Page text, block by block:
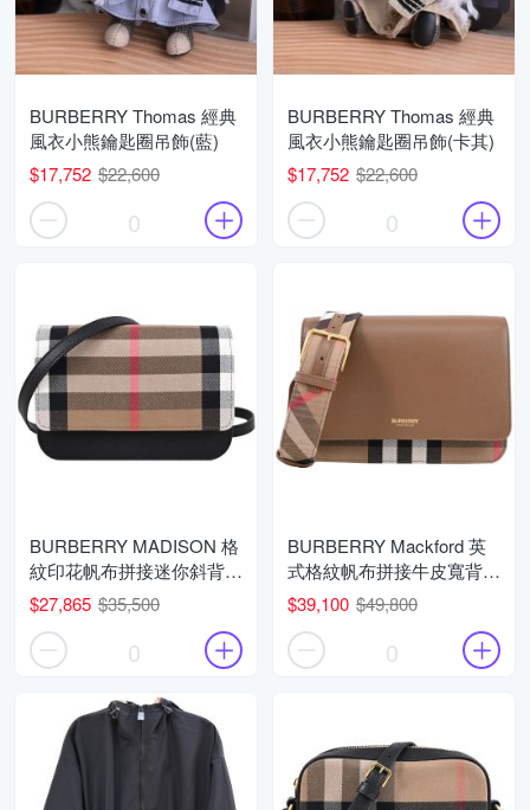
BURBERRY Thomas 經典
風衣小熊鑰匙圈吊飾(藍)
$17,752 $22,600
0
BURBERRY Thomas 經典
風衣小熊鑰匙圈吊飾(卡其)
$17,752 $22,600
0
BURBERRY MADISON 格
紋印花帆布拼接迷你斜背包
(黑邊)
$27,865 $35,500
0
BURBERRY Mackford 英
式格紋帆布拼接牛皮寬背帶
翻蓋式斜背包(咖/卡其)
$39,100 $49,800
0